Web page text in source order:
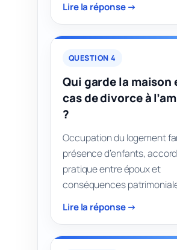
Lire la réponse →
QUESTION 4
Qui garde la maison
cas de divorce à
?
Occupation du logement
présence d’enfants, accord
pratique entre époux et
conséquences
Lire la réponse →